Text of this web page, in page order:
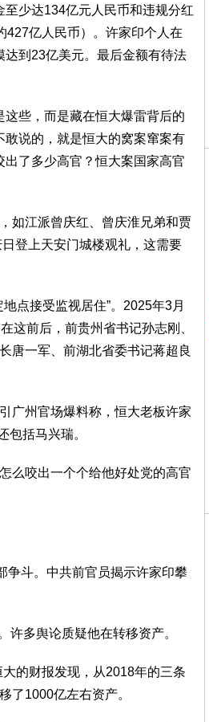
至少达134亿元人民币和违规分红
427亿人民币）。许家印个人在
达到23亿美元。最后金额有待法
这些，而是藏在恒大爆雷背后的
敢说的，就是恒大的窝案窜案有
出了多少高官？恒大案国家高官
如江派曾庆红、曾庆淮兄弟和贾
登上天安门城楼观礼，这需要
点接受监视居住”。2025年3月
这前后，前贵州省书记孙志刚、
唐一军、前湖北省委书记蒋超良
广州官场爆料称，恒大老板许家
包括马兴瑞。
么咬出一个个给他好处党的高官
争斗。中共前官员揭示许家印攀
许多舆论质疑他在转移资产。
的财报发现，从2018年的三条
了1000亿左右资产。